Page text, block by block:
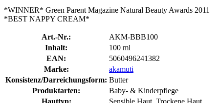
*WINNER* Green Parent Magazine Natural Beauty Awards 2011
*BEST NAPPY CREAM*
Art.-Nr.:
AKM-BBB100
Inhalt:
100 ml
EAN:
5060496241382
Marke:
akamuti
Konsistenz/Darreichungsform: Butter
Produktarten:
Baby- & Kinderpflege
Hauttyp:
Sensible Haut, Trockene Haut